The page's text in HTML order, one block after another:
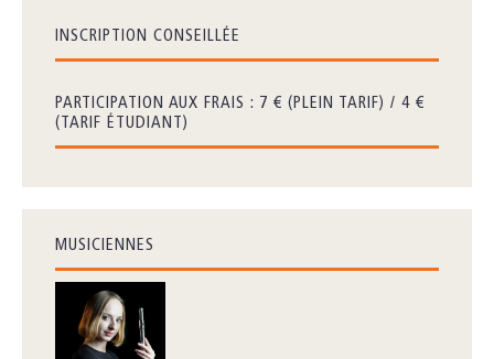
INSCRIPTION CONSEILLÉE
PARTICIPATION AUX FRAIS : 7 € (PLEIN TARIF) / 4 €
(TARIF ÉTUDIANT)
MUSICIENNES